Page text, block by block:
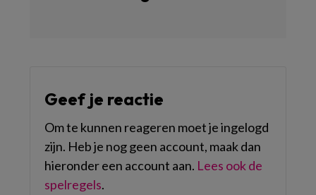
Geef je reactie
Om te kunnen reageren moet je ingelogd
zijn. Heb je nog geen account, maak dan
hieronder een account aan. Lees ook de
spelregels.